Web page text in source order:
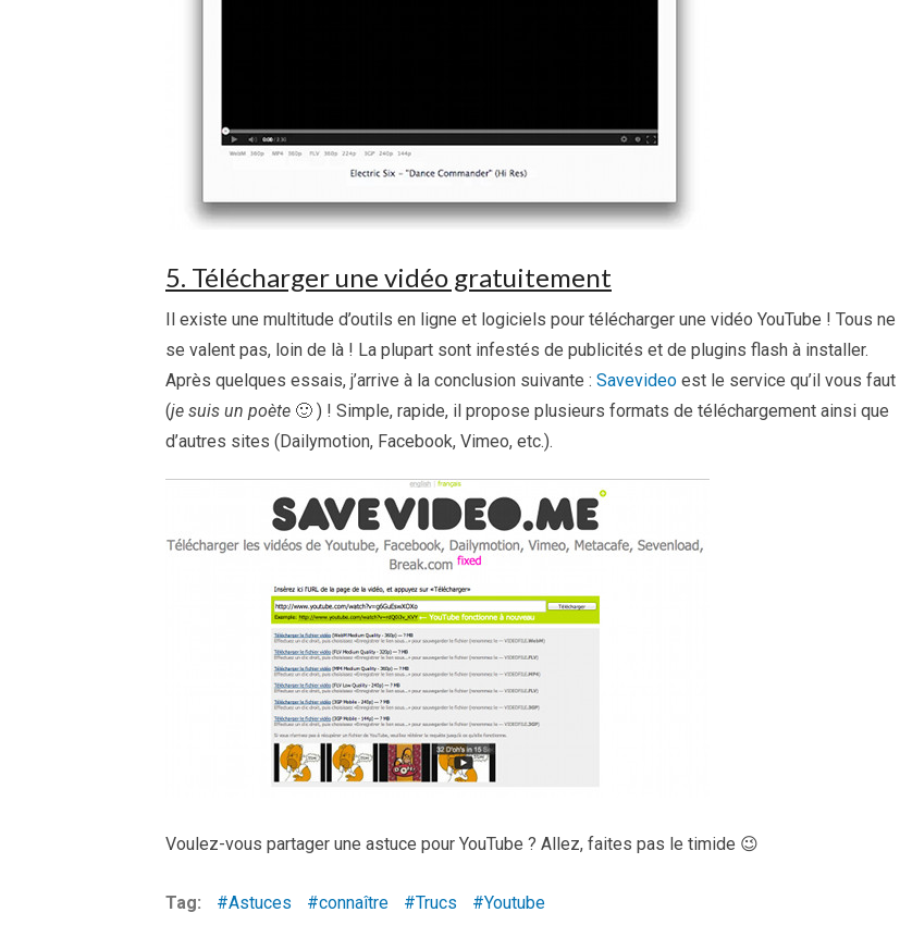
5. Télécharger une vidéo gratuitement
Il existe une multitude d’outils en ligne et logiciels pour télécharger une vidéo YouTube ! Tous ne
se valent pas, loin de là ! La plupart sont infestés de publicités et de plugins flash à installer.
Après quelques essais, j’arrive à la conclusion suivante : Savevideo est le service qu’il vous faut
(je suis un poète 🙂 ) ! Simple, rapide, il propose plusieurs formats de téléchargement ainsi que
d’autres sites (Dailymotion, Facebook, Vimeo, etc.).
Voulez-vous partager une astuce pour YouTube ? Allez, faites pas le timide 😉
Tag: Astuces connaître Trucs Youtube